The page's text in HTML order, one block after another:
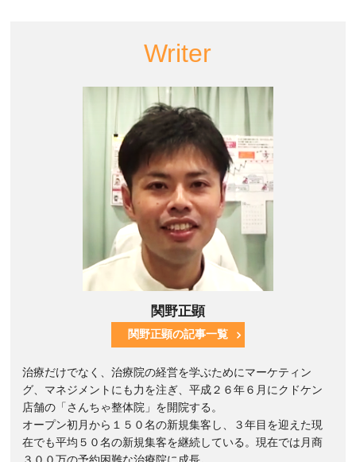
Writer
関野正顕
関野正顕の記事一覧
治療だけでなく、治療院の経営を学ぶためにマーケティン
グ、マネジメントにも力を注ぎ、平成２６年６月にクドケン
店舗の「さんちゃ整体院」を開院する。
オープン初月から１５０名の新規集客し、３年目を迎えた現
在でも平均５０名の新規集客を継続している。現在では月商